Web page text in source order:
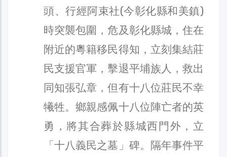
頭、行經阿束社(今彰化縣和美鎮)
時突襲包圍，危及彰化縣城，住在
附近的粵籍移民得知，立刻集結莊
民支援官軍，擊退平埔族人，救出
同知張弘章，但有十八位莊民不幸
犧牲。鄉親感佩十八位陣亡者的英
勇，將其合葬於縣城西門外，立
「十八義民之墓」碑。隔年事件平